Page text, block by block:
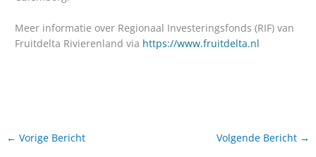
Meer informatie over Regionaal Investeringsfonds (RIF) van
Fruitdelta Rivierenland via https://www.fruitdelta.nl
← Vorige Bericht Volgende Bericht →